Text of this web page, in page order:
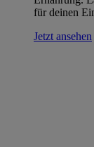
für deinen
Jetzt ansehen